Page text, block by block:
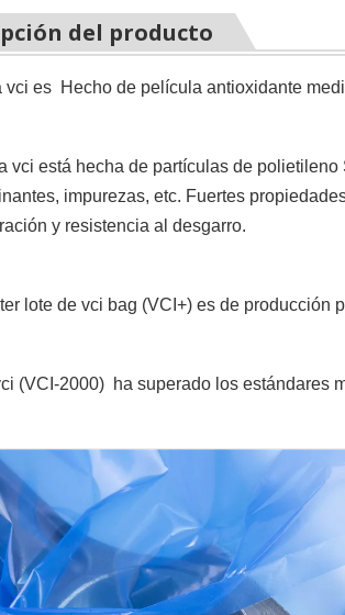
del producto
vci es Hecho de película antioxidante
vci está hecha de partículas de
impurezas, etc. Fuertes
y resistencia al desgarro.
lote de vci bag (VCI+) es de producción
(VCI-2000) ha superado los estándares